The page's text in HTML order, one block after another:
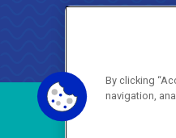
By clicking
navigation,